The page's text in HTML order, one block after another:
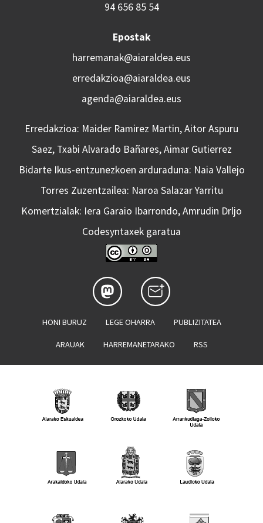
94 656 85 54
Epostak
harremanak@aiaraldea.eus
erredakzioa@aiaraldea.eus
agenda@aiaraldea.eus
Erredakzioa: Maider Ramirez Martin, Aitor Aspuru
Saez, Txabi Alvarado Bañares, Aimar Gutierrez
Bidarte Ikus-entzunezkoen arduraduna: Naia Vallejo
Torres Zuzentzailea: Naroa Salazar Yarritu
Komertzialak: Iera Garaio Ibarrondo, Amrudin Drljo
Codesyntaxek garatua
HONI BURUZ LEGE OHARRA PUBLIZITATEA
ARAUAK HARREMANETARAKO RSS